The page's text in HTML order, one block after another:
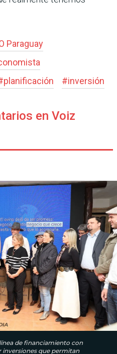
Paraguay
planificación #inversión
en Voiz
de financiamiento con
inversiones que permitan